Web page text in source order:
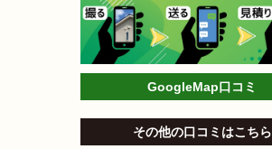
GoogleMap口コミ
その他の口コミはこちら